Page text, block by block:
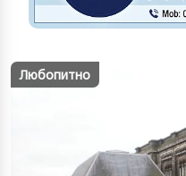
Любопитно